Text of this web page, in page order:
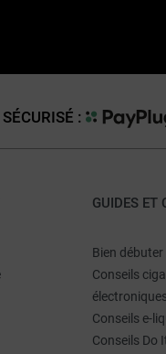
:
GUIDES ET
Bien
Conseils
Conseils e-
Conseils Do